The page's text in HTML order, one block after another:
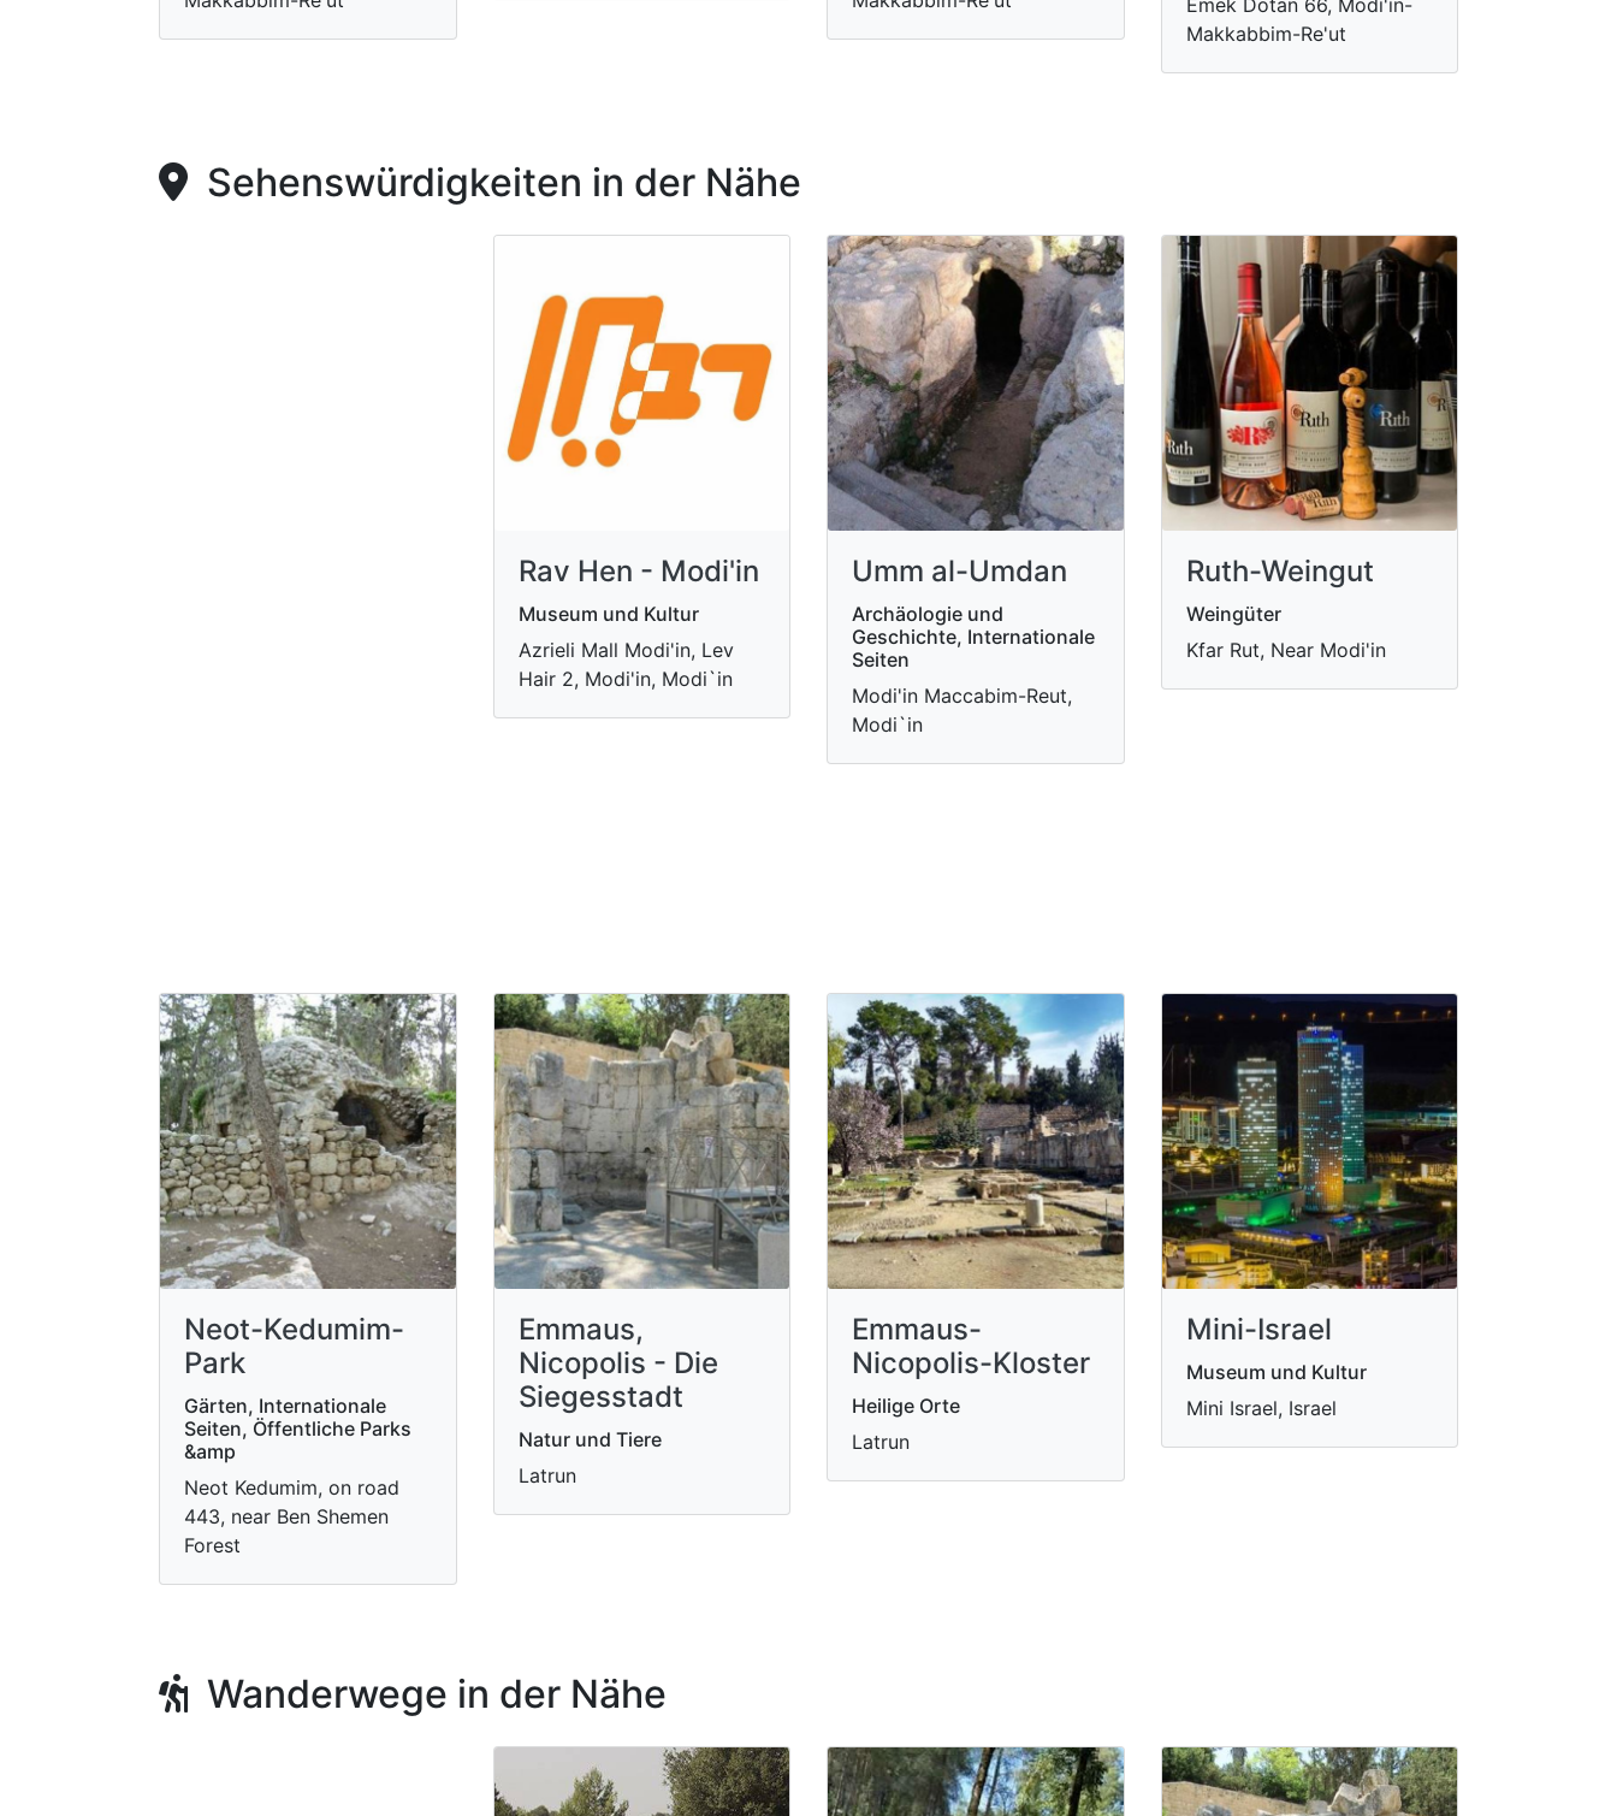
Makkabbim-Re'ut
Sehenswürdigkeiten in der Nähe
Rav Hen - Modi'in
Museum und Kultur
Azrieli Mall Modi'in, Lev
Hair 2, Modi'in, Modi`in
Umm al-Umdan
Archäologie und
Geschichte, Internationale
Seiten
Modi'in Maccabim-Reut,
Modi`in
Ruth-Weingut
Weingüter
Kfar Rut, Near Modi'in
Neot-Kedumim-
Park
Gärten, Internationale
Seiten, Öffentliche Parks
&amp
Neot Kedumim, on road
443, near Ben Shemen
Forest
Emmaus,
Nicopolis - Die
Siegesstadt
Natur und Tiere
Latrun
Emmaus-
Nicopolis-Kloster
Heilige Orte
Latrun
Mini-Israel
Museum und Kultur
Mini Israel, Israel
Wanderwege in der Nähe